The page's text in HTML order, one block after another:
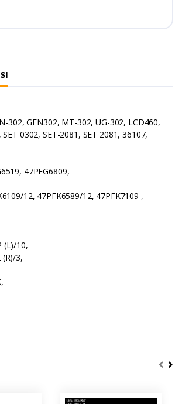
302, GEN302, MT-302, UG-302, LCD460,
0302, SET-2081, SET 2081, 36107,
47PFG6809,
12, 47PFK6589/12, 47PFK7109 ,
(L)/10,
3,